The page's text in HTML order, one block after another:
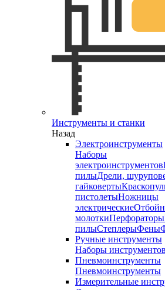
Инструменты и станки
Назад
Электроинструменты
Наборы
электроинструментов
пилыДрели,
гайковерты
пистолетыНожницы
электрические
молоткиПерфораторы
пилыСтеплерыФены
Ручные инструменты
Наборы инструментов
Пневмоинструменты
Пневмоинструменты
Измерительные